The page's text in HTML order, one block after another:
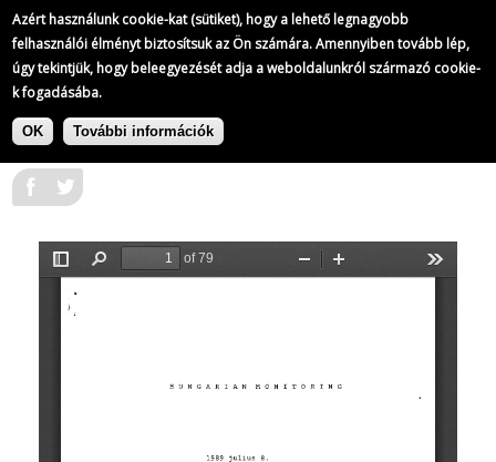
Azért használunk cookie-kat (sütiket), hogy a lehető legnagyobb
felhasználói élményt biztosítsuk az Ön számára. Amennyiben tovább lép,
úgy tekintjük, hogy beleegyezését adja a weboldalunkról származó cookie-
k fogadásába.
OK További információk
Ugrás
A Kossuth Rádió adásainak átirata
189/365
A Kossuth Rádió adásainak átirata
1989-07-08